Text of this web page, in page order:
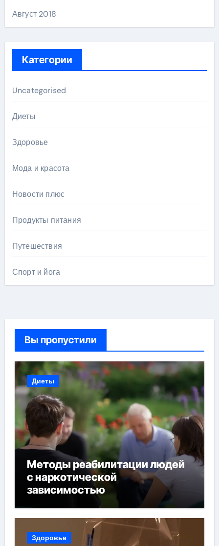
Август 2018
Категории
Uncategorised
Диеты
Здоровье
Мода и красота
Новости плюс
Продукты питания
Путешествия
Спорт и йога
Вы пропустили
Диеты
Методы реабилитации людей
с наркотической
зависимостью
Здоровье